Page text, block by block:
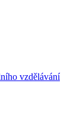
vzdělávání